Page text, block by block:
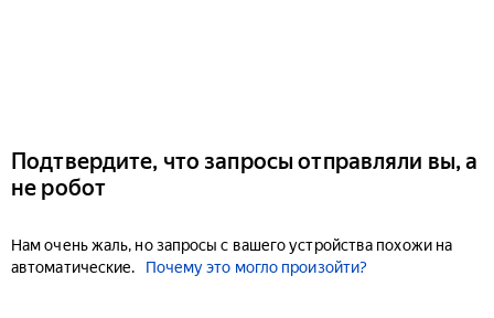
Подтвердите, что запросы отправляли вы, а
не робот
Нам очень жаль, но запросы с вашего устройства похожи на
автоматические.
Почему это могло произойти?